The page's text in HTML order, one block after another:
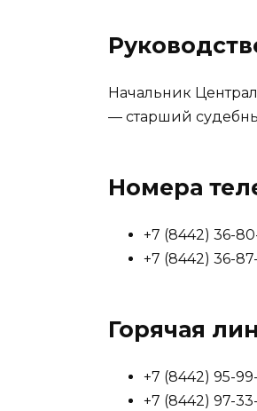
Начальник
— старший
Номера
+7 (8442) 36-
+7 (8442) 36-87-
Горячая
+7 (8442) 95-
+7 (8442) 97-